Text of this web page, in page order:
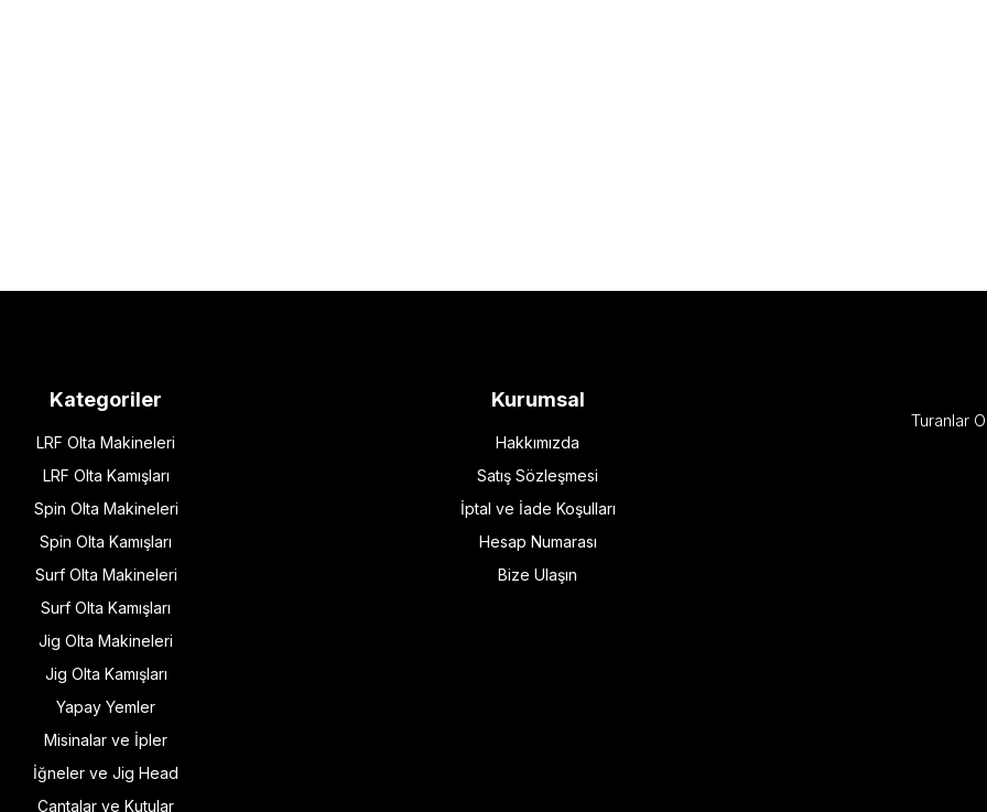
Kategoriler
LRF Olta Makineleri
LRF Olta Kamışları
Spin Olta Makineleri
Spin Olta Kamışları
Surf Olta Makineleri
Surf Olta Kamışları
Jig Olta Makineleri
Jig Olta Kamışları
Yapay Yemler
Misinalar ve İpler
İğneler ve Jig Head
Çantalar ve Kutular
Kurumsal
Hakkımızda
Satış Sözleşmesi
İptal ve İade Koşulları
Hesap Numarası
Bize Ulaşın
Turanlar